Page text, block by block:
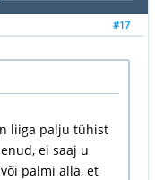
#17
liiga palju tühist
ei saaj u
palmi alla, et